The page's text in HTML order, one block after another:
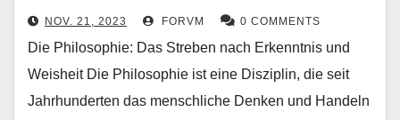
NOV. 21, 2023 FORVM 0 COMMENTS
Die Philosophie: Das Streben nach Erkenntnis und
Weisheit Die Philosophie ist eine Disziplin, die seit
Jahrhunderten das menschliche Denken und Handeln